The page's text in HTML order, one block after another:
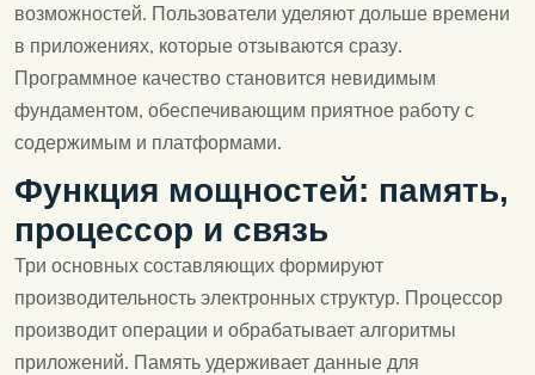
возможностей. Пользователи уделяют дольше времени
в приложениях, которые отзываются сразу.
Программное качество становится невидимым
фундаментом, обеспечивающим приятное работу с
содержимым и платформами.
Функция мощностей: память,
процессор и связь
Три основных составляющих формируют
производительность электронных структур. Процессор
производит операции и обрабатывает алгоритмы
приложений. Память удерживает данные для